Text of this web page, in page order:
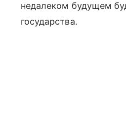
недалеком будущем
государства.